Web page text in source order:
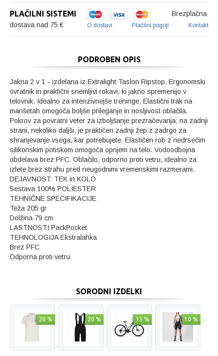
PLAČILNI SISTEMI
Brezplačna
dostava nad 75 €
O dostavi Plačilni pogoji Kontakt
PODROBEN OPIS
Jakna 2 v 1 - izdelana iz Extralight Taslon Ripstop. Ergonomski
ovratnik in praktični snemljivi rokavi, ki jakno spremenijo v
telovnik. Idealno za intenzivnejše treninge. Elastični trak na
manšetah omogoča boljše prileganje in nosljivost oblačila.
Pokrov za povratni veter za izboljšanje prezračevanja; na zadnji
strani, nekoliko daljši, je praktičen zadnji žep z zadrgo za
shranjevanje vsega, kar potrebujete. Elastičen rob z nedrsečim
silikonskim potiskom omogoča oprijem na telo. Vodoodbojna
obdelava brez PFC. Oblačilo, odporno proti vetru, idealno za
izlete brez strahu pred neugodnimi vremenskimi razmerami.
DEJAVNOST: TEK in KOLO
Sestava 100% POLIESTER
TEHNIČNE SPECIFIKACIJE
Teža 205 gr
Dolžina 79 cm
LASTNOSTI PackPocket
TEHNOLOGIJA Ekstralahka
Brez PFC
Odporna proti vetru
SORODNI IZDELKI
20 % 20 % 15 % 10 %